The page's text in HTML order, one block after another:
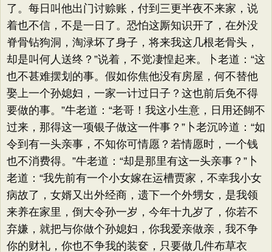
了。每日叫他出门讨赊账，付到三更半夜不来家，说
着也不信，不是一日了。恐怕这厮知识开了，在外没
脊骨钻狗洞，淘渌坏了身子，将来我这几根老骨头，
却是叫何人送终？”说着，不觉凄惶起来。卜老道：“这
也不甚难摆划的事。假如你焦他没有房屋，何不替他
娶上一个孙媳妇，一家一计过日子？这也前后免不得
要做的事。”牛老道：“老哥！我这小生意，日用还餬不
过来，那得这一项银子做这一件事？”卜老沉吟道：“如
令到有一头亲事，不知你可情愿？若情愿时，一个钱
也不消费得。”牛老道：“却是那里有这一头亲事？”卜
老道：“我先前有一个小女嫁在运槽贾家，不幸我小女
病故了，女婿又出外经商，遗下一个外甥女，是我领
来养在家里，倒大令孙一岁，今年十九岁了，你若不
弃嫌，就把与你做个孙媳妇，你我爱亲做亲，我不争
你的财礼，你也不争我的装奁，只要做几件布草衣